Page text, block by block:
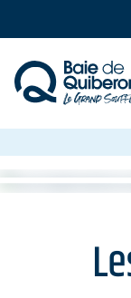
principal